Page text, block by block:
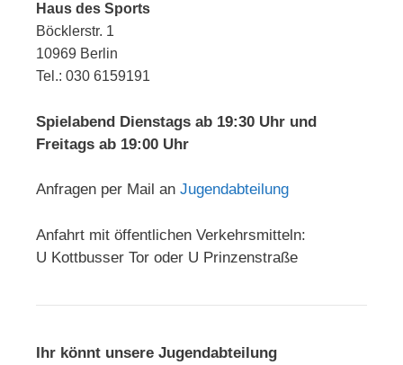
Haus des Sports
Böcklerstr. 1
10969 Berlin
Tel.: 030 6159191
Spielabend Dienstags ab 19:30 Uhr und
Freitags ab 19:00 Uhr
Anfragen per Mail an Jugendabteilung
Anfahrt mit öffentlichen Verkehrsmitteln:
U Kottbusser Tor oder U Prinzenstraße
Ihr könnt unsere Jugendabteilung